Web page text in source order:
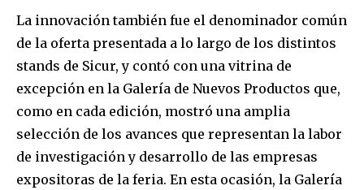
La innovación también fue el denominador común
de la oferta presentada a lo largo de los distintos
stands de Sicur, y contó con una vitrina de
excepción en la Galería de Nuevos Productos que,
como en cada edición, mostró una amplia
selección de los avances que representan la labor
de investigación y desarrollo de las empresas
expositoras de la feria. En esta ocasión, la Galería